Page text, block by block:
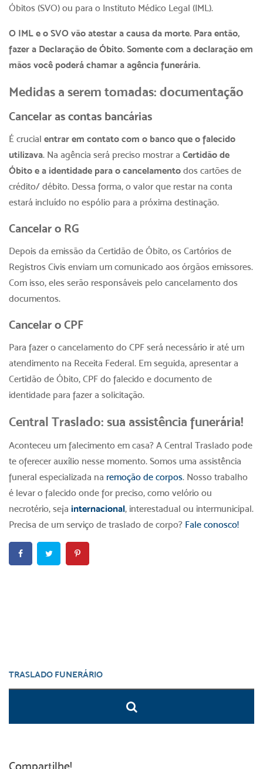
Óbitos (SVO) ou para o Instituto Médico Legal (IML).
O IML e o SVO vão atestar a causa da morte. Para então,
fazer a Declaração de Óbito. Somente com a declaração em
mãos você poderá chamar a agência funerária.
Medidas a serem tomadas: documentação
Cancelar as contas bancárias
É crucial entrar em contato com o banco que o falecido
utilizava. Na agência será preciso mostrar a Certidão de
Óbito e a identidade para o cancelamento dos cartões de
crédito/ débito. Dessa forma, o valor que restar na conta
estará incluído no espólio para a próxima destinação.
Cancelar o RG
Depois da emissão da Certidão de Óbito, os Cartórios de
Registros Civis enviam um comunicado aos órgãos emissores.
Com isso, eles serão responsáveis pelo cancelamento dos
documentos.
Cancelar o CPF
Para fazer o cancelamento do CPF será necessário ir até um
atendimento na Receita Federal. Em seguida, apresentar a
Certidão de Óbito, CPF do falecido e documento de
identidade para fazer a solicitação.
Central Traslado: sua assistência funerária!
Aconteceu um falecimento em casa? A Central Traslado pode
te oferecer auxílio nesse momento. Somos uma assistência
funeral especializada na remoção de corpos. Nosso trabalho
é levar o falecido onde for preciso, como velório ou
necrotério, seja internacional, interestadual ou intermunicipal.
Precisa de um serviço de traslado de corpo? Fale conosco!